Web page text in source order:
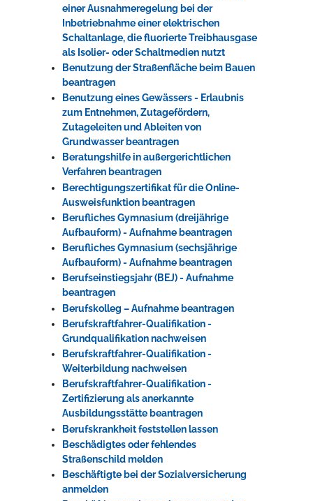
einer Ausnahmeregelung bei der
Inbetriebnahme einer elektrischen
Schaltanlage, die fluorierte Treibhausgase
als Isolier- oder Schaltmedien nutzt
Benutzung der Straßenfläche beim Bauen
beantragen
Benutzung eines Gewässers - Erlaubnis
zum Entnehmen, Zutagefördern,
Zutageleiten und Ableiten von
Grundwasser beantragen
Beratungshilfe in außergerichtlichen
Verfahren beantragen
Berechtigungszertifikat für die Online-
Ausweisfunktion beantragen
Berufliches Gymnasium (dreijährige
Aufbauform) - Aufnahme beantragen
Berufliches Gymnasium (sechsjährige
Aufbauform) - Aufnahme beantragen
Berufseinstiegsjahr (BEJ) - Aufnahme
beantragen
Berufskolleg – Aufnahme beantragen
Berufskraftfahrer-Qualifikation -
Grundqualifikation nachweisen
Berufskraftfahrer-Qualifikation -
Weiterbildung nachweisen
Berufskraftfahrer-Qualifikation -
Zertifizierung als anerkannte
Ausbildungsstätte beantragen
Berufskrankheit feststellen lassen
Beschädigtes oder fehlendes
Straßenschild melden
Beschäftigte bei der Sozialversicherung
anmelden